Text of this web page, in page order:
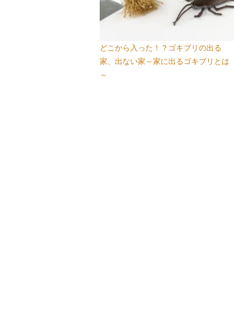
どこから入った！？ゴキブリの出る
家、出ない家～家に出るゴキブリとは
～